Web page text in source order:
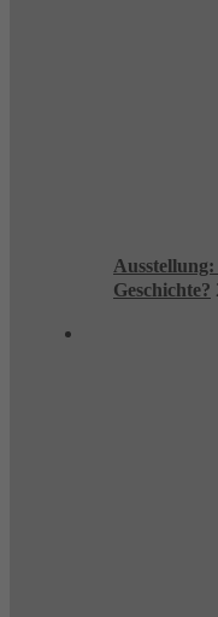
Geschichte?